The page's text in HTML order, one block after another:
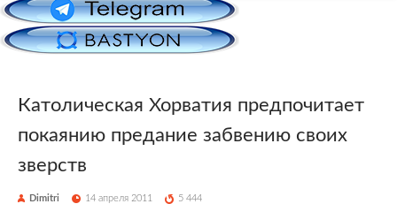
Католическая Хорватия предпочитает
покаянию предание забвению своих
зверств
Dimitri 14 апреля 2011 5 444